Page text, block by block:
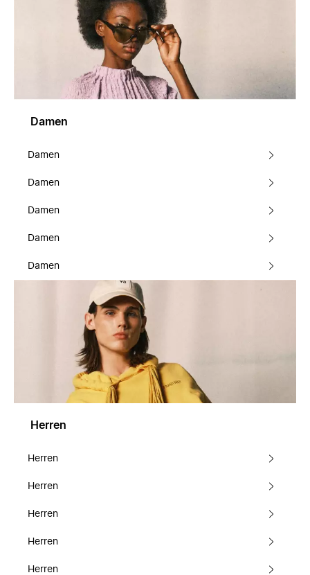
Damen
Damen
Damen
Damen
Damen
Damen
Herren
Herren
Herren
Herren
Herren
Herren